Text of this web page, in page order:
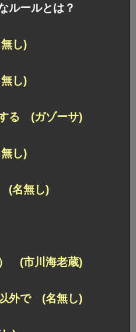
ルールとは？
し)
し)
る (ガゾーサ)
し)
(名無し)
(市川海老蔵)
外で (名無し)